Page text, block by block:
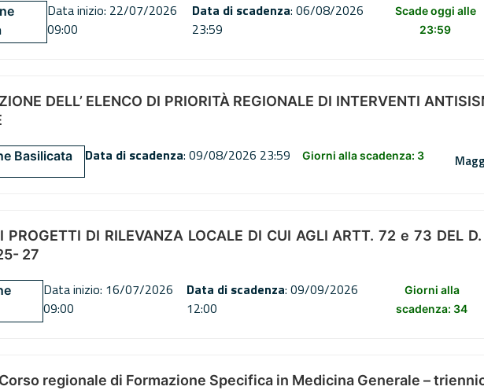
Data inizio: 22/07/2026
09:00
Data di scadenza: 06/08/2026
23:59
Scade oggi alle
23:59
DELL’ ELENCO DI PRIORITÀ REGIONALE DI INTERVENTI
Basilicata Data di scadenza: 09/08/2026 23:59 Giorni alla scadenza: 3
PROGETTI DI RILEVANZA LOCALE DI CUI AGLI ARTT. 72 e 73 DEL
27
Data inizio: 16/07/2026
09:00
Data di scadenza: 09/09/2026
12:00
Giorni alla
scadenza: 34
regionale di Formazione Specifica in Medicina Generale –